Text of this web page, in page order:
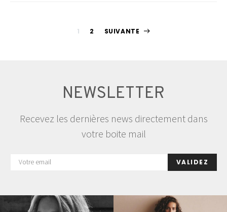
Pagination
1 2 SUIVANTE
NEWSLETTER
Recevez les dernières news directement dans
votre boite mail
VALIDEZ